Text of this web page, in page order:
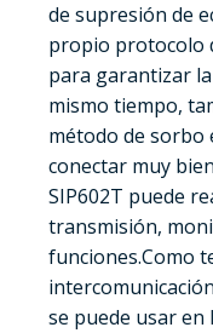
de supresión de
propio protocolo
para garantizar
mismo tiempo,
método de sorbo
conectar muy
SIP602T puede
transmisión,
funciones.Como
se puede usar